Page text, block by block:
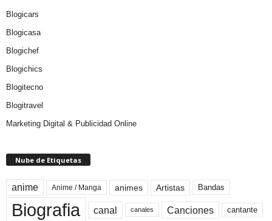
Blogicars
Blogicasa
Blogichef
Blogichics
Blogitecno
Blogitravel
Marketing Digital & Publicidad Online
Nube de Etiquetas
anime Anime / Manga animes Artistas Bandas
Biografia canal canales Canciones cantante